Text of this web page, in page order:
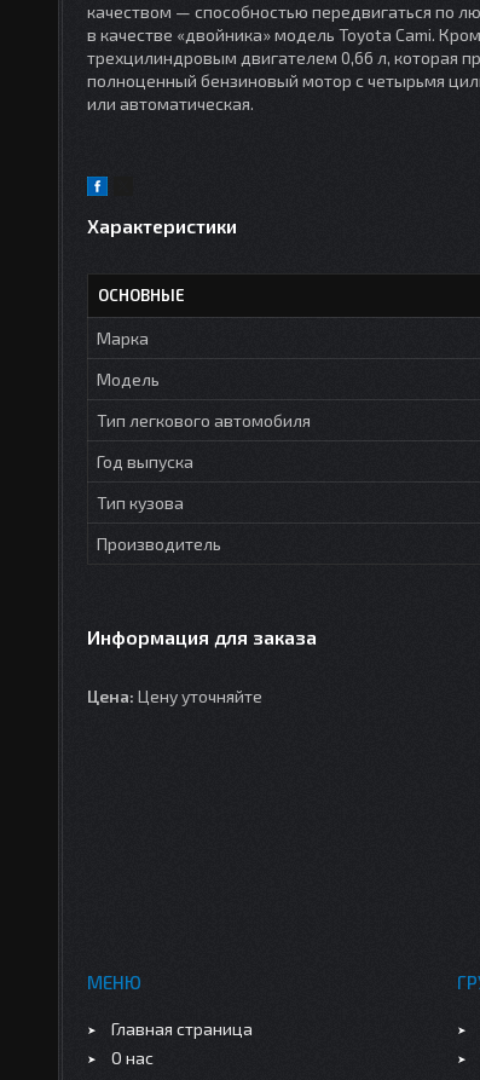
качеством — способностью передвигаться по
в качестве «двойника» модель Toyota Cami.
трехцилиндровым двигателем 0,66 л, которая
полноценный бензиновый мотор с четырьмя
или автоматическая.
Характеристики
ОСНОВНЫЕ
Марка
Модель
Тип легкового автомобиля
Год выпуска
Тип кузова
Производитель
Информация для заказа
Цена: Цену уточняйте
МЕНЮ
Главная страница
О нас